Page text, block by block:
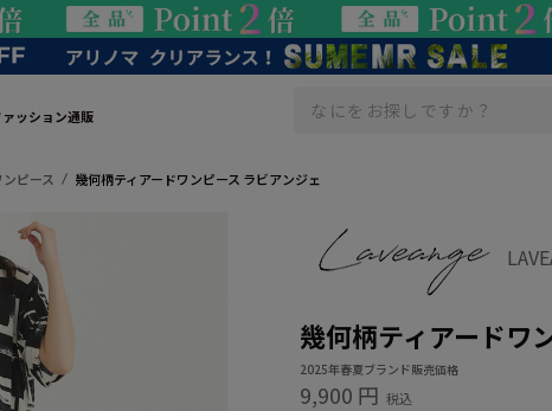
ッション通販
ピース 幾何柄ティアードワンピース ラビアンジェ
幾何柄ティアードワ
2025年春夏ブランド販売価格
9,900 円 税込